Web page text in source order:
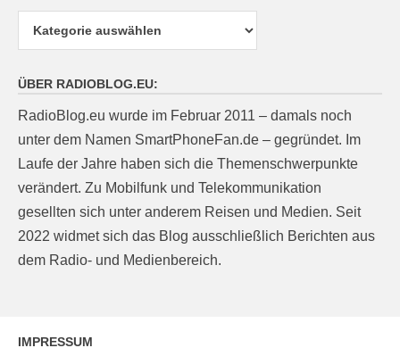
ÜBER RADIOBLOG.EU:
RadioBlog.eu wurde im Februar 2011 – damals noch
unter dem Namen SmartPhoneFan.de – gegründet. Im
Laufe der Jahre haben sich die Themenschwerpunkte
verändert. Zu Mobilfunk und Telekommunikation
gesellten sich unter anderem Reisen und Medien. Seit
2022 widmet sich das Blog ausschließlich Berichten aus
dem Radio- und Medienbereich.
IMPRESSUM